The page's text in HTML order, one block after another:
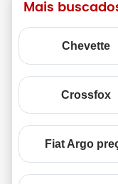
Mais
Chevette
Crossfox
Fiat Argo